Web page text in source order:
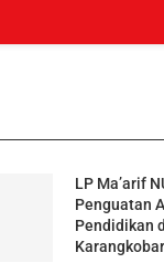
LP Ma’arif
Penguatan
Pendidikan
Karangkobar